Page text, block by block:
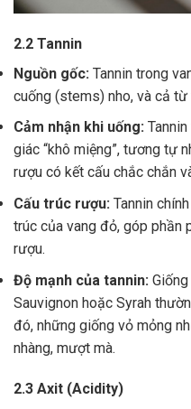
2.2 Tannin
Nguồn gốc: Tannin trong
cuống (stems) nho, và cả
Cảm nhận khi uống:
giác “khô miệng”, tương tự
rượu có kết cấu chắc chắn
Cấu trúc rượu: Tannin
trúc của vang đỏ, góp phần
rượu.
Độ mạnh của tannin:
Sauvignon hoặc Syrah
đó, những giống vỏ mỏng
nhàng, mượt mà.
2.3 Axit (Acidity)